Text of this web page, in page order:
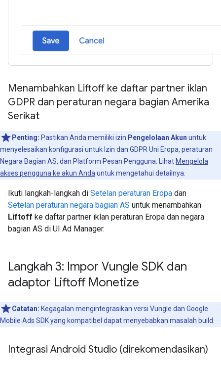
Menambahkan Liftoff ke daftar partner iklan
GDPR dan peraturan negara bagian Amerika
Serikat
Penting: Pastikan Anda memiliki izin Pengelolaan Akun untuk
menyelesaikan konfigurasi untuk Izin dan GDPR Uni Eropa, peraturan
Negara Bagian AS, dan Platform Pesan Pengguna. Lihat Mengelola
akses pengguna ke akun Andauntuk mengetahui detailnya.
Ikuti langkah-langkah di Setelan peraturan Eropa dan
Setelan peraturan negara bagian AS untuk menambahkan
Liftoff ke daftar partner iklan peraturan Eropa dan negara
bagian AS di UI Ad Manager.
Langkah 3: Impor Vungle SDK dan
adaptor Liftoff Monetize
Catatan: Kegagalan mengintegrasikan versi Vungle dan Google
Mobile Ads SDK yang kompatibel dapat menyebabkan masalah build.
Integrasi Android Studio (direkomendasikan)